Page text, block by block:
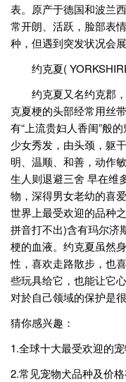
表。原产于德国和波兰
常开朗、活跃，脸部表
种，但遇到突发状况会
约克夏(
约克夏又名约克郡，
克夏梗的头部经常用丝
有“上流贵妇人香闺”般
少女秀发，由头颈，躯
明、温顺、和善，动作
生人则退避三舍 早在维
物，深得男女老幼的喜
世界上最受欢迎的品种
拼音打不出)含有玛尔济
梗的血液。约克夏虽然
性，喜欢走路散步，也
些玩具给它，也能让它
对於自己领域的保护是很
猜你感兴趣：
1.全球十大最受欢迎的
2.常见宠物犬品种及价